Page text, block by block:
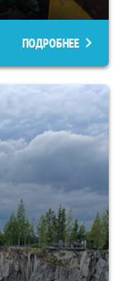
ПОДРОБНЕЕ